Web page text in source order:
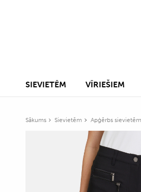
SIEVIETĒM VĪRIEŠIEM
Sākums Sievietēm Apģērbs sievietēm